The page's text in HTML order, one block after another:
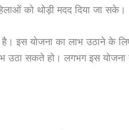
को थोड़ी मदद दिया जा सके।
इस योजना का लाभ उठाने के
उठा सकते हो। लगभग इस योजना